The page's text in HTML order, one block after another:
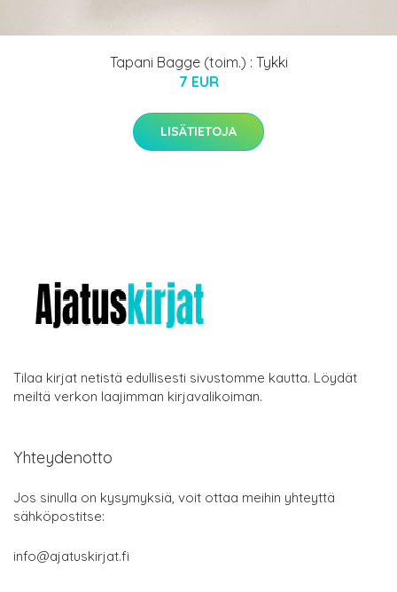
Tapani Bagge (toim.) : Tykki
7 EUR
LISÄTIETOJA
Tilaa kirjat netistä edullisesti sivustomme kautta. Löydät
meiltä verkon laajimman kirjavalikoiman.
Yhteydenotto
Jos sinulla on kysymyksiä, voit ottaa meihin yhteyttä
sähköpostitse:
info@ajatuskirjat.fi